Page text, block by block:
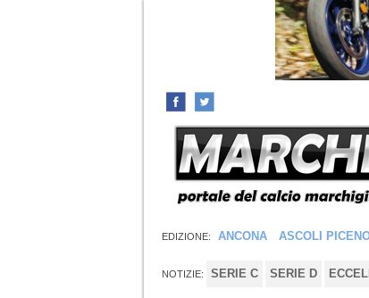
EDIZIONE: ANCONA ASCOLI
NOTIZIE: SERIE C SERIE D